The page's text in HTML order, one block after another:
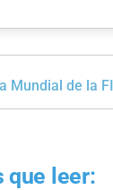
Mundial de la
que leer: